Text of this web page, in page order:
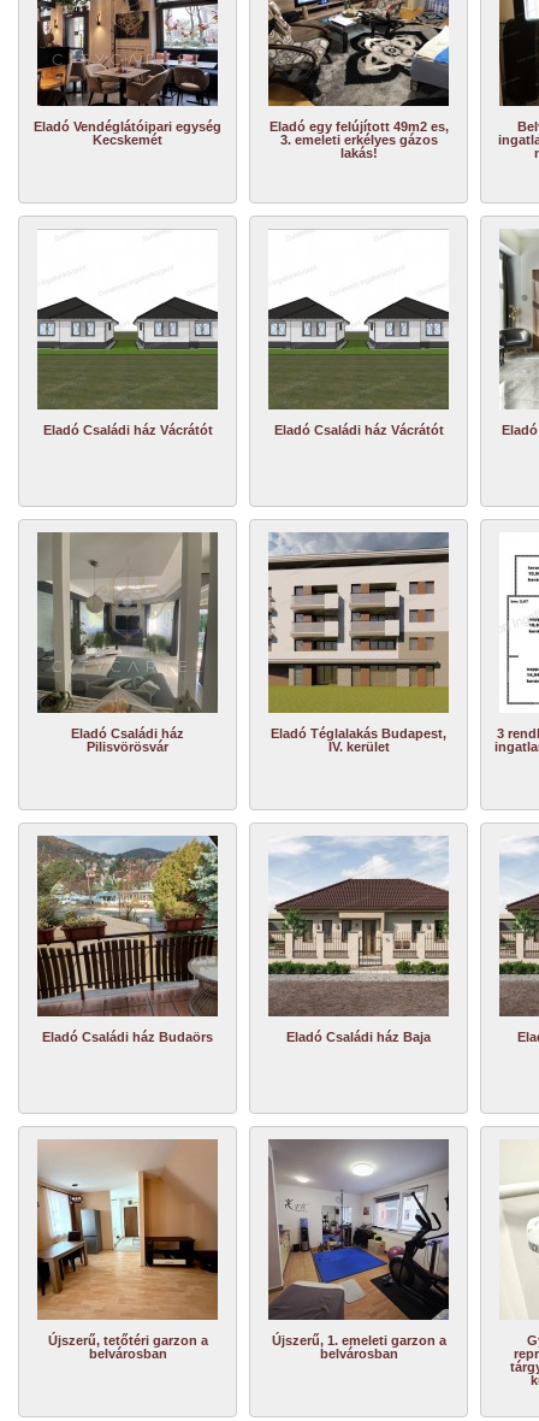
Eladó Vendéglátóipari egység
Kecskemét
Eladó egy felújított 49m2 es,
3. emeleti erkélyes gázos
lakás!
Eladó Családi ház Vácrátót Eladó Családi ház Vácrátót
Eladó Családi ház
Pilisvörösvár
Eladó Téglalakás Budapest,
IV. kerület
3
Eladó Családi ház Budaörs Eladó Családi ház Baja
Újszerű, tetőtéri garzon a
belvárosban
Újszerű, 1. emeleti garzon a
belvárosban